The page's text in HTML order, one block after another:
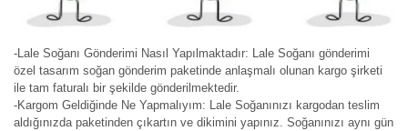
-Lale Soğanı Gönderimi Nasıl Yapılmaktadır: Lale Soğanı gönderimi
özel tasarım soğan gönderim paketinde anlaşmalı olunan kargo şirketi
ile tam faturalı bir şekilde gönderilmektedir.
-Kargom Geldiğinde Ne Yapmalıyım: Lale Soğanınızı kargodan teslim
aldığınızda paketinden çıkartın ve dikimini yapınız. Soğanınızı aynı gün